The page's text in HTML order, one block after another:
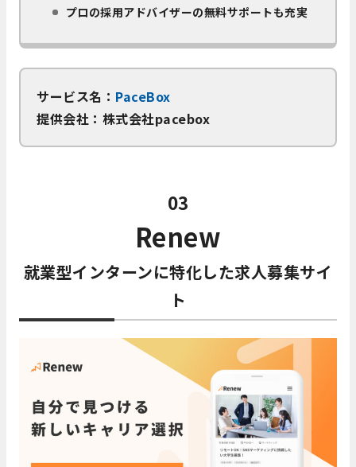
プロの採用アドバイザーの無料サポートも充実
サービス名： PaceBox
提供会社：株式会社pacebox
03
Renew
就業型インターンに特化した求人募集サイ
ト